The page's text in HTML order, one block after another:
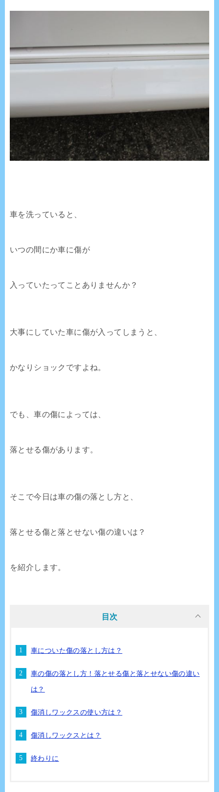
車を洗っていると、
いつの間にか車に傷が
入っていたってことありませんか？
大事にしていた車に傷が入ってしまうと、
かなりショックですよね。
でも、車の傷によっては、
落とせる傷があります。
そこで今日は車の傷の落とし方と、
落とせる傷と落とせない傷の違いは？
を紹介します。
目次
車についた傷の落とし方は？
車の傷の落とし方！落とせる傷と落とせない傷の違い
は？
傷消しワックスの使い方は？
傷消しワックスとは？
終わりに